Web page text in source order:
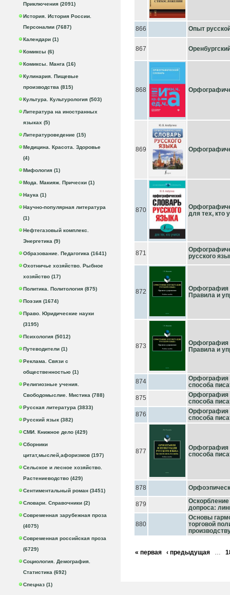
Приключения (2091)
История. История России.
Персоналии (7687)
Календари (1)
Комиксы (6)
Комиксы. Манга (16)
Кулинария. Пищевые
производства (815)
Культура. Культурология (503)
Литература на иностранных
языках (5)
Литературоведение (15)
Медицина. Красота. Здоровье
(4)
Мифология (1)
Мода. Макияж. Прически (1)
Наука (1)
Научно-популярная литература
(1)
Нефтегазовый комплекс.
Энергетика (9)
Образование. Педагогика (1641)
Охотничье хозяйство. Рыбное
хозяйство (17)
Политика. Политология (875)
Поэзия (1674)
Право. Юридические науки
(3195)
Психология (5012)
Путеводители (1)
Реклама. Связи с
общественностью (1)
Религиозные учения.
Свободомыслие. Мистика (788)
Русская литература (3833)
Русский язык (382)
СМИ. Книжное дело (429)
Сборники
цитат,мыслей,афоризмов (197)
Сельское и лесное хозяйство.
Растениеводство (429)
Сентиментальный роман (3451)
Словари. Справочники (2)
Современная зарубежная проза
(4075)
Современная российская проза
(6729)
Социология. Демография.
Статистика (692)
Спецназ (1)
866 Опыт
867
868
869
870
для тех, кто
871
русского
872
Орфография
Правила и
873
Орфография
Правила и
874
Орфография
способа
875
Орфография
способа
876
Орфография
способа
877
Орфография
способа
878
879
Оскорбление
допроса:
880
Основы
торговой
« первая ‹ предыдущая …